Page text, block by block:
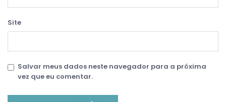
Site
Salvar meus dados neste navegador para a próxima
vez que eu comentar.